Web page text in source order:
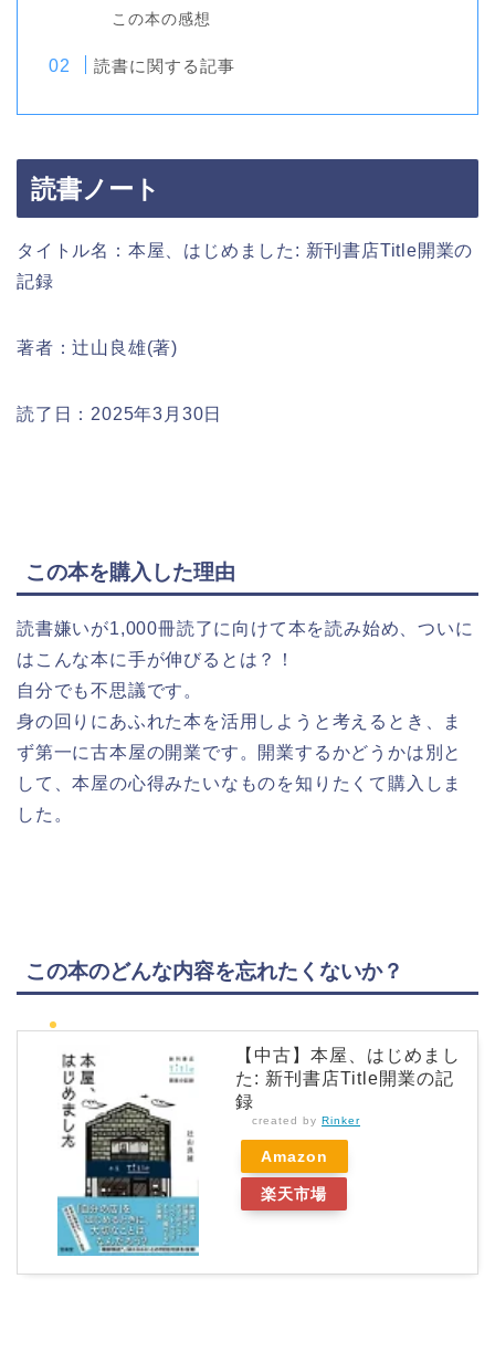
この本の感想
読書に関する記事
読書ノート
タイトル名：本屋、はじめました: 新刊書店Title開業の
記録
著者：辻山良雄(著)
読了日：2025年3月30日
この本を購入した理由
読書嫌いが1,000冊読了に向けて本を読み始め、ついに
はこんな本に手が伸びるとは？！
自分でも不思議です。
身の回りにあふれた本を活用しようと考えるとき、ま
ず第一に古本屋の開業です。開業するかどうかは別と
して、本屋の心得みたいなものを知りたくて購入しま
した。
この本のどんな内容を忘れたくないか？
【中古】本屋、はじめまし
た: 新刊書店Title開業の記
録
created by Rinker
Amazon
楽天市場